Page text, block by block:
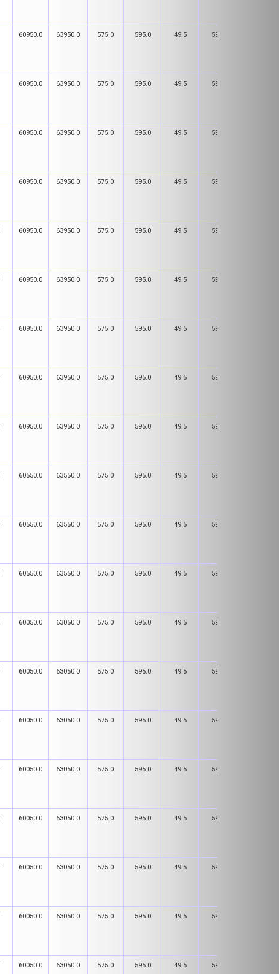
60950.0 63950.0 575.0 595.0 49.5 59.5
60950.0 63950.0 575.0 595.0 49.5 59.5
60950.0 63950.0 575.0 595.0 49.5 59.5
60950.0 63950.0 575.0 595.0 49.5 59.5
60950.0 63950.0 575.0 595.0 49.5 59.5
60950.0 63950.0 575.0 595.0 49.5 59.5
60950.0 63950.0 575.0 595.0 49.5 59.5
60950.0 63950.0 575.0 595.0 49.5 59.5
60950.0 63950.0 575.0 595.0 49.5 59.5
60550.0 63550.0 575.0 595.0 49.5 59.5
60550.0 63550.0 575.0 595.0 49.5 59.5
60550.0 63550.0 575.0 595.0 49.5 59.5
60050.0 63050.0 575.0 595.0 49.5 59.5
60050.0 63050.0 575.0 595.0 49.5 59.5
60050.0 63050.0 575.0 595.0 49.5 59.5
60050.0 63050.0 575.0 595.0 49.5 59.5
60050.0 63050.0 575.0 595.0 49.5 59.5
60050.0 63050.0 575.0 595.0 49.5 59.5
60050.0 63050.0 575.0 595.0 49.5 59.5
60050.0 63050.0 575.0 595.0 49.5 59.5